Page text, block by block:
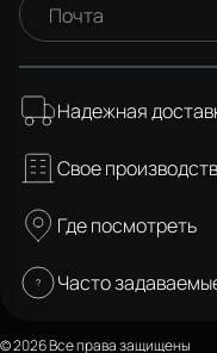
Почта
Надежная
Свое
Где посмотреть
Часто
© 2026 Все права защищены